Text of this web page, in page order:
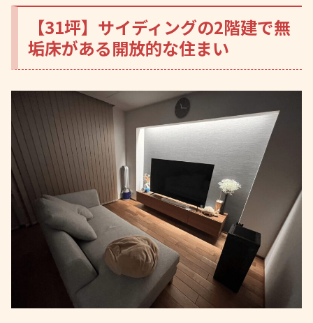
【31坪】サイディングの2階建で無
垢床がある開放的な住まい